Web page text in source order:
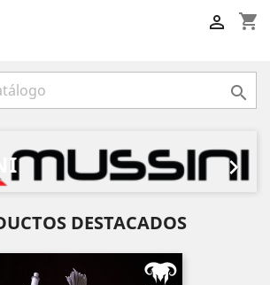
shopping_cart



DESTACADOS